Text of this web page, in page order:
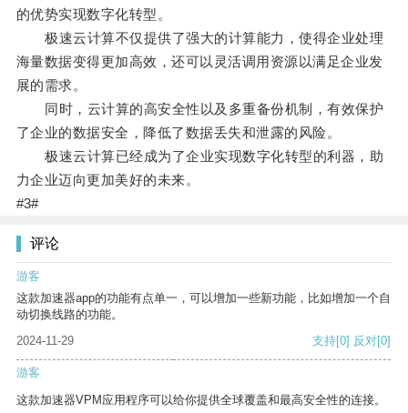
的优势实现数字化转型。
极速云计算不仅提供了强大的计算能力，使得企业处理
海量数据变得更加高效，还可以灵活调用资源以满足企业发
展的需求。
同时，云计算的高安全性以及多重备份机制，有效保护
了企业的数据安全，降低了数据丢失和泄露的风险。
极速云计算已经成为了企业实现数字化转型的利器，助
力企业迈向更加美好的未来。
#3#
评论
游客
这款加速器app的功能有点单一，可以增加一些新功能，比如增加一个自
动切换线路的功能。
2024-11-29
支持[0] 反对[0]
游客
这款加速器VPM应用程序可以给你提供全球覆盖和最高安全性的连接。